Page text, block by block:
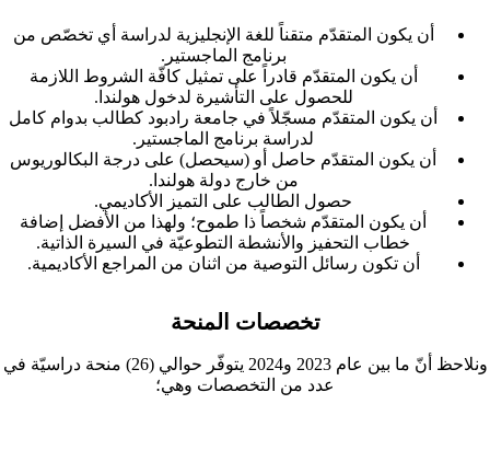
أن يكون المتقدّم متقناً للغة الإنجليزية لدراسة أي تخصّص من
برنامج الماجستير.
أن يكون المتقدّم قادراً على تمثيل كافّة الشروط اللازمة
للحصول على التأشيرة لدخول هولندا.
أن يكون المتقدّم مسجّلاً في جامعة رادبود كطالب بدوام كامل
لدراسة برنامج الماجستير.
أن يكون المتقدّم حاصل أو (سيحصل) على درجة البكالوريوس
من خارج دولة هولندا.
حصول الطالب على التميز الأكاديمي.
أن يكون المتقدّم شخصاً ذا طموح؛ ولهذا من الأفضل إضافة
خطاب التحفيز والأنشطة التطوعيّة في السيرة الذاتية.
أن تكون رسائل التوصية من اثنان من المراجع الأكاديمية.
تخصصات المنحة
ونلاحظ أنّ ما بين عام 2023 و2024 يتوفّر حوالي (26) منحة دراسيّة في
عدد من التخصصات وهي؛